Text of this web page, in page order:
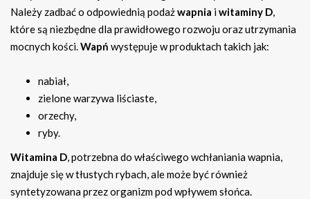
Należy zadbać o odpowiednią podażwapnia iwitaminy D,
które są niezbędne dla prawidłowego rozwoju oraz utrzymania
mocnych kości.Wapń występuje w produktach takich jak:
nabiał,
zielone warzywa liściaste,
orzechy,
ryby.
Witamina D, potrzebna do właściwego wchłaniania wapnia,
znajduje się w tłustych rybach, ale może być również
syntetyzowana przez organizm pod wpływem słońca.